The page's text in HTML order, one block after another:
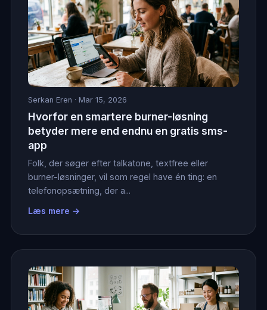
Serkan Eren · Mar 15, 2026
Hvorfor en smartere burner-løsning
betyder mere end endnu en gratis sms-
app
Folk, der søger efter talkatone, textfree eller
burner-løsninger, vil som regel have én ting: en
telefonopsætning, der a...
Læs mere →